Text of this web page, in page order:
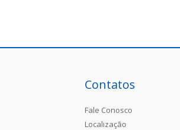
Contatos
Fale Conosco
Localização